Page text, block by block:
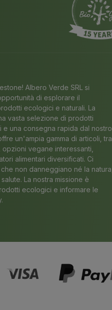
Albero Verde SRL si
di esplorare il
ecologici e naturali. La
vasta selezione di prodotti
e una consegna rapida dal nostro
un'ampia gamma di articoli, tra
vegane interessanti,
alimentari diversificati. Ci
non danneggiano né la natura,
La nostra missione è
ecologici e informare le